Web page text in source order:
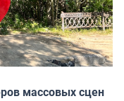
массовых сцен